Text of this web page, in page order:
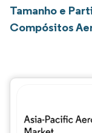
Tamanho e
Compósitos